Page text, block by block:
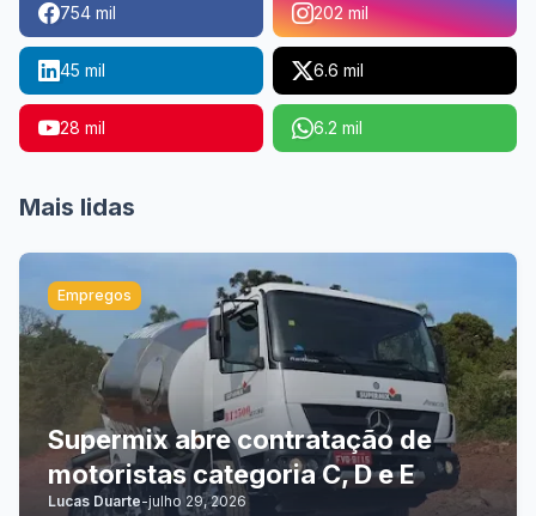
754 mil 202 mil
45 mil 6.6 mil
28 mil 6.2 mil
Mais lidas
Empregos
Supermix abre contratação de
motoristas categoria C, D e E
Lucas Duarte-julho 29, 2026